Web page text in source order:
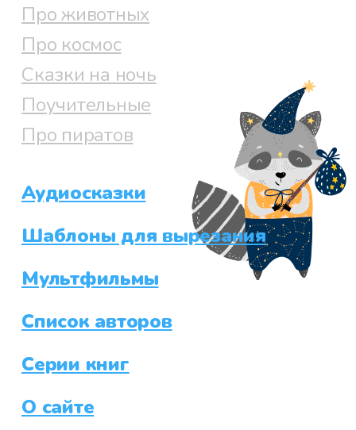
Про животных
Про космос
Сказки на ночь
Поучительные
Про пиратов
Аудиосказки
Шаблоны для вырезания
Мультфильмы
Список авторов
Серии книг
О сайте